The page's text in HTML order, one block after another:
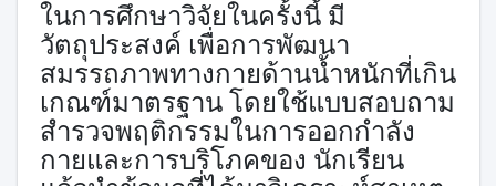
ในการศึกษาวิจัยในครั้งนี้ มี
วัตถุประสงค์ เพื่อการพัฒนา
สมรรถภาพทางกายด้านน้ำหนักที่เกิน
เกณฑ์มาตรฐาน โดยใช้แบบสอบถาม
สำรวจพฤติกรรมในการออกกำลัง
กายและการบริโภคของ นักเรียน